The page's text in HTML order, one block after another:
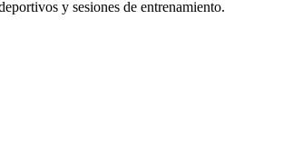
y sesiones de entrenamiento.